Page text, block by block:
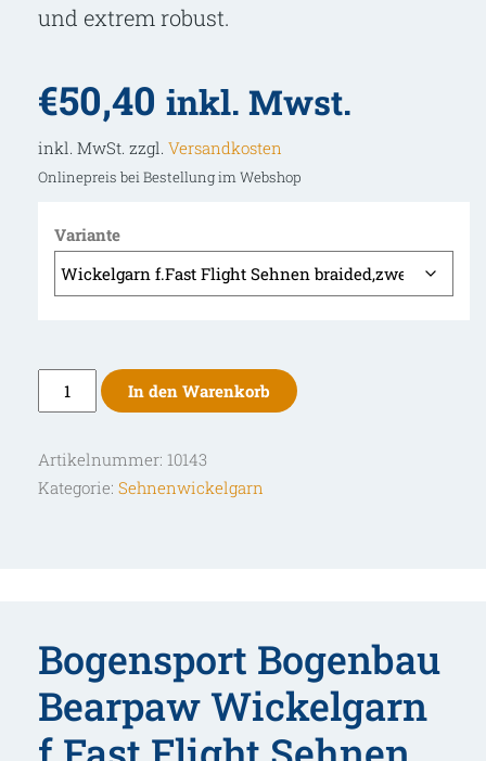
und extrem robust.
€50,40 inkl. Mwst.
inkl. MwSt. zzgl. Versandkosten
Onlinepreis bei Bestellung im Webshop
Variante
Bearpaw
Wickelgarn
Flight
Sehnen
In den Warenkorb
Artikelnummer: 10143
Kategorie: Sehnenwickelgarn
Bogensport Bogenbau
Bearpaw Wickelgarn